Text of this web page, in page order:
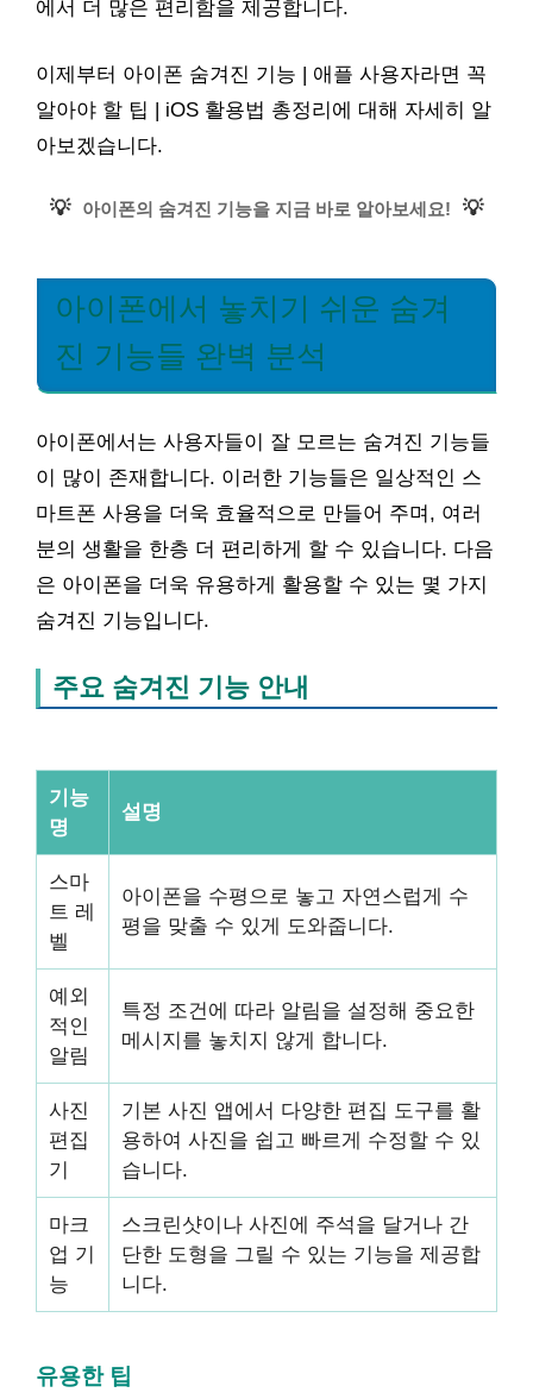
에서 더 많은 편리함을 제공합니다.
이제부터 아이폰 숨겨진 기능 | 애플 사용자라면 꼭
알아야 할 팁 | iOS 활용법 총정리에 대해 자세히 알
아보겠습니다.
💡 아이폰의 숨겨진 기능을 지금 바로 알아보세요! 💡
아이폰에서 놓치기 쉬운 숨겨
진 기능들 완벽 분석
아이폰에서는 사용자들이 잘 모르는 숨겨진 기능들
이 많이 존재합니다. 이러한 기능들은 일상적인 스
마트폰 사용을 더욱 효율적으로 만들어 주며, 여러
분의 생활을 한층 더 편리하게 할 수 있습니다. 다음
은 아이폰을 더욱 유용하게 활용할 수 있는 몇 가지
숨겨진 기능입니다.
주요 숨겨진 기능 안내
기능
명
설명
스마
트 레
벨
아이폰을 수평으로 놓고 자연스럽게 수
평을 맞출 수 있게 도와줍니다.
예외
적인
알림
특정 조건에 따라 알림을 설정해 중요한
메시지를 놓치지 않게 합니다.
사진
편집
기
기본 사진 앱에서 다양한 편집 도구를 활
용하여 사진을 쉽고 빠르게 수정할 수 있
습니다.
마크
업 기
능
스크린샷이나 사진에 주석을 달거나 간
단한 도형을 그릴 수 있는 기능을 제공합
니다.
유용한 팁